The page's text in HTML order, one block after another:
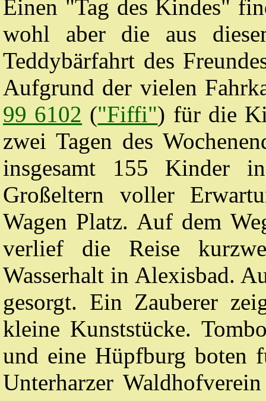
Einen "Tag des Kindes"
wohl aber die aus
Teddybärfahrt des
Aufgrund der vielen
99 6102 ("Fiffi") für die
zwei Tagen des
insgesamt 155 Kinder
Großeltern voller
Wagen Platz. Auf dem
verlief die Reise
Wasserhalt in Alexisbad.
gesorgt. Ein Zauberer
kleine Kunststücke.
und eine Hüpfburg boten
Unterharzer